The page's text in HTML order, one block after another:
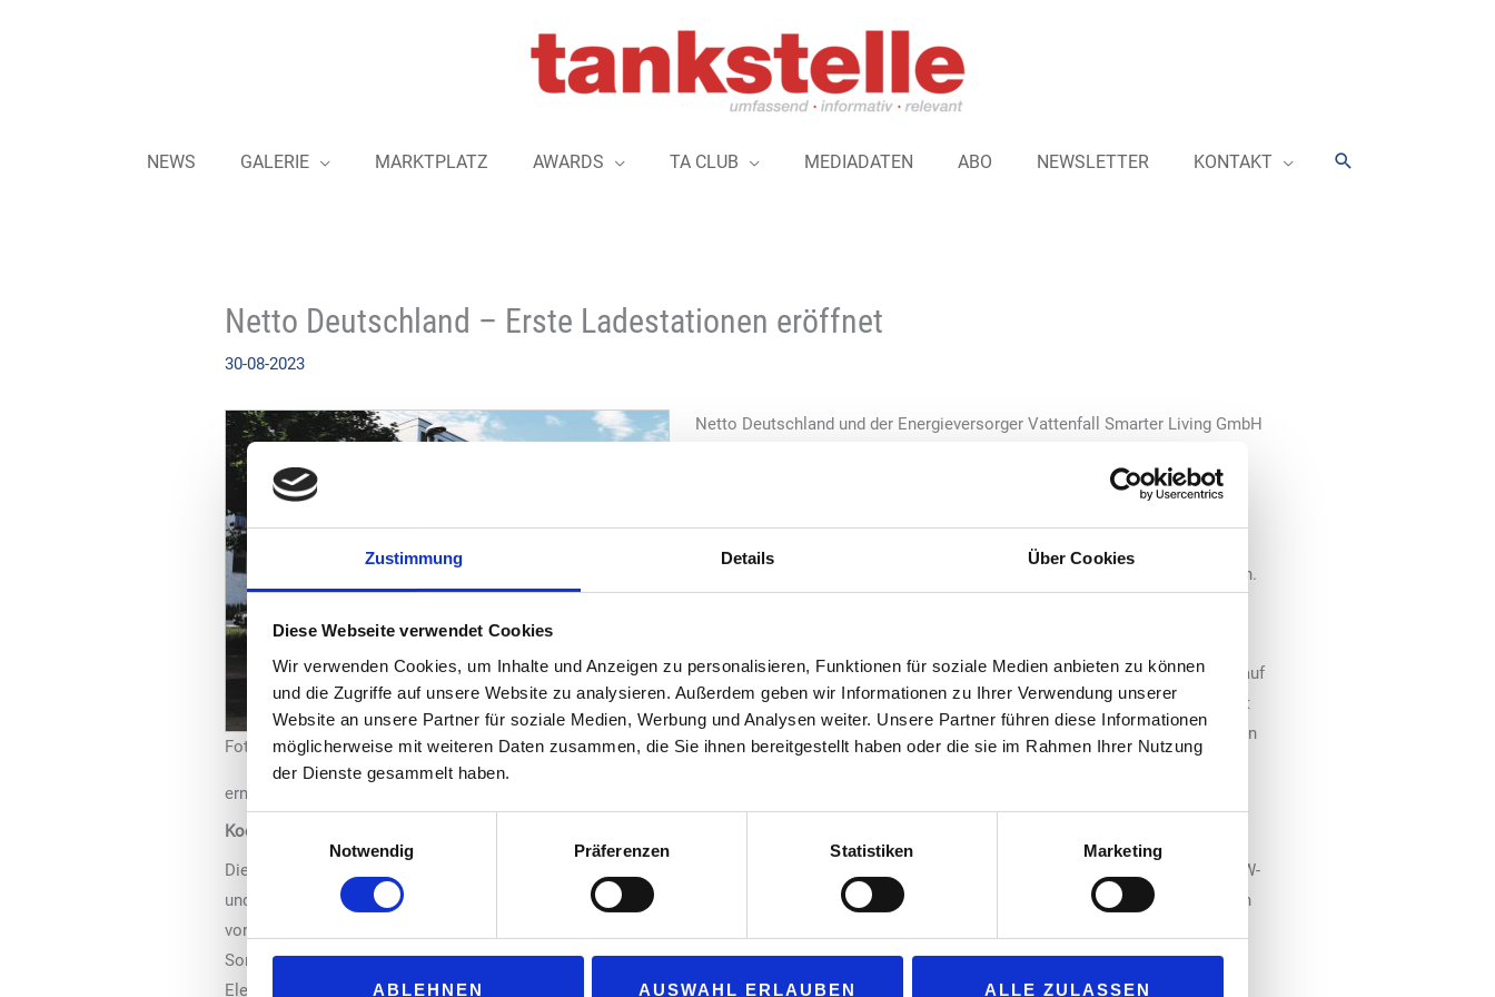
Zustimmung Details Über Cookies
Diese Webseite verwendet Cookies
Wir verwenden Cookies, um Inhalte und Anzeigen zu personalisieren, Funktionen für soziale Medien anbieten zu können
und die Zugriffe auf unsere Website zu analysieren. Außerdem geben wir Informationen zu Ihrer Verwendung unserer
Website an unsere Partner für soziale Medien, Werbung und Analysen weiter. Unsere Partner führen diese Informationen
möglicherweise mit weiteren Daten zusammen, die Sie ihnen bereitgestellt haben oder die sie im Rahmen Ihrer Nutzung
der Dienste gesammelt haben.
Notwendig
Präferenzen Statistiken Marketing
ABLEHNEN AUSWAHL ERLAUBEN ALLE ZULASSEN
NEWS GALERIE MARKTPLATZ AWARDS TA CLUB MEDIADATEN ABO NEWSLETTER KONTAKT Suchen
Netto Deutschland – Erste Ladestationen eröffnet
30-08-2023
Foto: Netto
Netto Deutschland und der Energieversorger Vattenfall Smarter Living GmbH
Ladestationen ausgestattet. Auf den Parkplätzen der Märkte in der Erich-
sowie Am Gehrensee 2 in Berlin Hohenschönhausen werden ab sofort je
Standort mindestens zwei Ladepunkte für die Öffentlichkeit zugänglich sein.
zeitnah in Betrieb genommen. Geplant ist es in den Jahren 2023 und 2024 auf
den Parkplätzen von ca. 270 Netto-Märkten gesamt ca. 460 Ladesäulen mit
920 Ladepunkten aufzubauen und damit das Netz an öffentlich zugänglichen
erneuerbaren Quellen versorgt.
Kooperation mit Vattenfall
Die Kooperation von Netto Deutschland und Vattenfall beinhaltet grundsätzlich den Aufbau einer Schnellladeinfrastruktur mit bis zu 180 KW-
und 360 KW-Ladesäulen. Dabei werden zunächst die Parkplätze der Netto eigenen Immobilien ausgestattet. Betrieben werden die Stationen
von unserem Vertragspartner Vattenfall. „Wir freuen uns sehr, dass wir unsere Kundinnen und Kunden zukünftig neben einem sehr guten
Sortiment in unseren Lebensmittelmärkten zu einem günstigen Preis nun auch die Möglichkeit anbieten können, während des Einkaufs ihr
Elektro-Fahrzeug aufzuladen“, sagt Raik Schöne, Leiter Expansion, Technik und Einrichtung von Netto Deutschland.